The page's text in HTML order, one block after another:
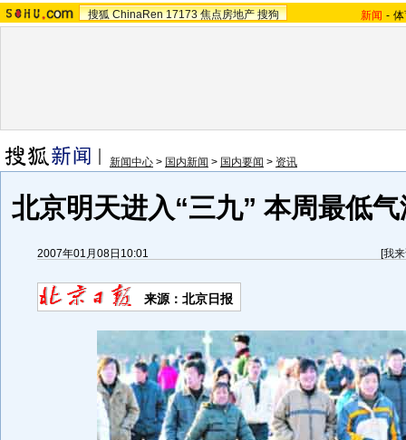
搜狐 ChinaRen 17173 焦点房地产 搜狗 新闻 -
新闻中心 > 国内新闻 > 国内要闻 > 资讯
北京明天进入“三九” 本周最低
2007年01月08日10:01 [我
来源：北京日报